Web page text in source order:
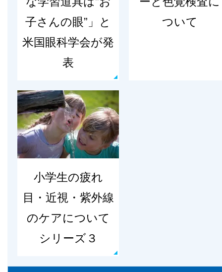
子さんの眼”」と
米国眼科学会が発
表
ついて
小学生の疲れ
目・近視・紫外線
のケアについて
シリーズ３